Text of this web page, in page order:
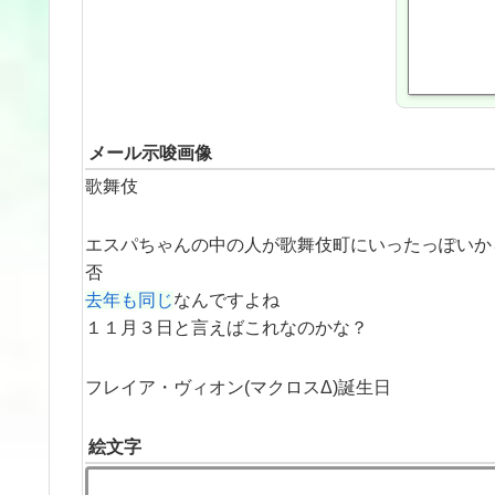
メール示唆画像
歌舞伎
エスパちゃんの中の人が歌舞伎町にいったっぽい
否
去年も同じなんですよね
１１月３日と言えばこれなのかな？
フレイア・ヴィオン(マクロスΔ)誕生日
絵文字